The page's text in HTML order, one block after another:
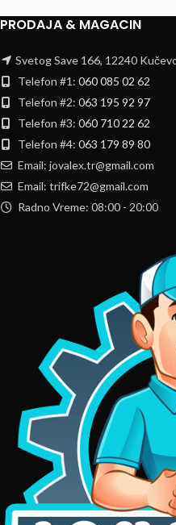
PRODAJA & MAGACIN
Svetog Save 166, 12240
Telefon #1: 060 085 02 62
Telefon #2: 063 195 92 97
Telefon #3: 060 710 22 62
Telefon #4: 063 179 89 80
Email: jovalex.tr@gmail.com
Email: trifke72@gmail.com
Radno Vreme: 08:00 - 20:00